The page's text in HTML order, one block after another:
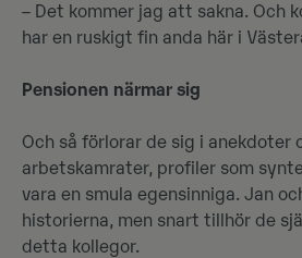
– Det kommer jag att sakna. Och
har en ruskigt fin anda här i
Pensionen närmar sig
Och så förlorar de sig i anekdoter
arbetskamrater, profiler som
vara en smula egensinniga. Jan
historierna, men snart tillhör de
detta kollegor.